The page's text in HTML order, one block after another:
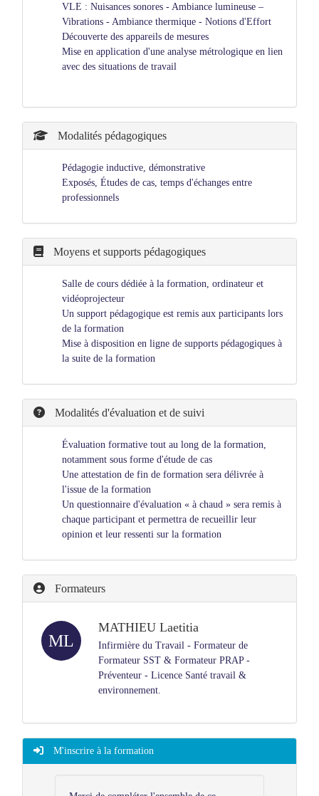
VLE : Nuisances sonores - Ambiance lumineuse –
Vibrations - Ambiance thermique - Notions d'Effort
Découverte des appareils de mesures
Mise en application d'une analyse métrologique en lien
avec des situations de travail
Modalités pédagogiques
Pédagogie inductive, démonstrative
Exposés, Études de cas, temps d'échanges entre
professionnels
Moyens et supports pédagogiques
Salle de cours dédiée à la formation, ordinateur et
vidéoprojecteur
Un support pédagogique est remis aux participants lors
de la formation
Mise à disposition en ligne de supports pédagogiques à
la suite de la formation
Modalités d'évaluation et de suivi
Évaluation formative tout au long de la formation,
notamment sous forme d'étude de cas
Une attestation de fin de formation sera délivrée à
l'issue de la formation
Un questionnaire d'évaluation « à chaud » sera remis à
chaque participant et permettra de recueillir leur
opinion et leur ressenti sur la formation
Formateurs
ML
MATHIEU Laetitia
Infirmière du Travail - Formateur de
Formateur SST & Formateur PRAP -
Préventeur - Licence Santé travail &
environnement.
M'inscrire à la formation